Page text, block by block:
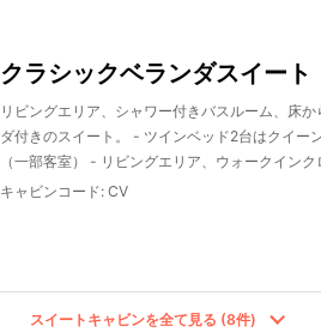
クラシックベランダスイート
リビングエリア、シャワー付きバスルーム、床
ダ付きのスイート。 - ツインベッド2台はクイー
（一部客室） - リビングエリア、ウォークインク
キャビンコード:CV
スイートキャビンを全て見る (8件)